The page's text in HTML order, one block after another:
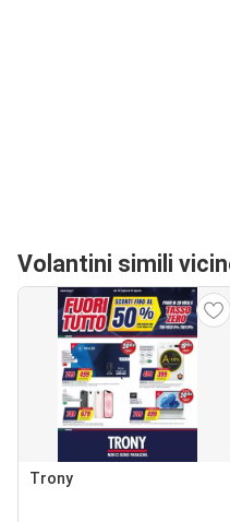
Volantini simili
Trony